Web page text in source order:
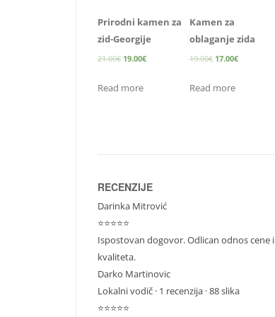
Prirodni kamen za
zid-Georgije
21.00€ 19.00€
Read more
Kamen za
oblaganje zida
19.00€ 17.00€
Read more
RECENZIJE
Darinka Mitrović
⭐⭐⭐⭐⭐
Ispostovan dogovor. Odlican odnos cene i
kvaliteta.
Darko Martinovic
Lokalni vodič · 1 recenzija · 88 slika
⭐⭐⭐⭐⭐